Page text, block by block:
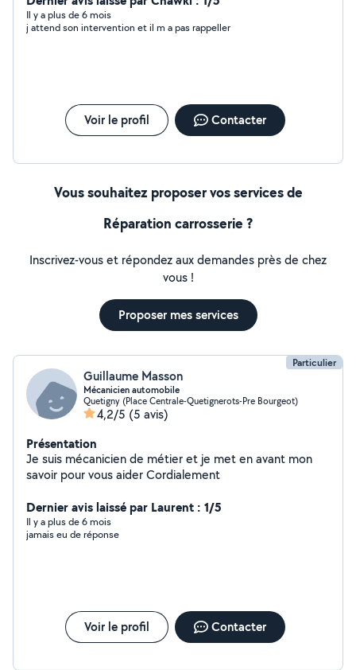
Il y a plus de 6 mois
j attend son intervention et il m a pas rappeller
Voir le profil Contacter
Vous souhaitez proposer vos services de
Réparation carrosserie ?
Inscrivez-vous et répondez aux demandes près de chez
vous !
Proposer mes services
Particulier
Guillaume Masson
Mécanicien automobile
Quetigny (Place Centrale-Quetignerots-Pre Bourgeot)
4,2/5 (5 avis)
Présentation
Je suis mécanicien de métier et je met en avant mon
savoir pour vous aider Cordialement
Dernier avis laissé par Laurent : 1/5
Il y a plus de 6 mois
jamais eu de réponse
Voir le profil Contacter